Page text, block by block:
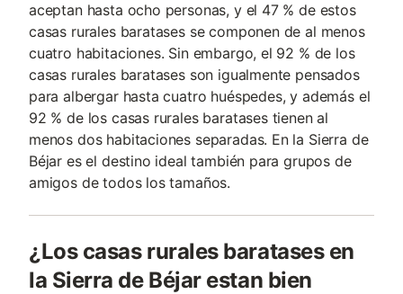
aceptan hasta ocho personas, y el 47 % de estos
casas rurales baratases se componen de al menos
cuatro habitaciones. Sin embargo, el 92 % de los
casas rurales baratases son igualmente pensados
para albergar hasta cuatro huéspedes, y además el
92 % de los casas rurales baratases tienen al
menos dos habitaciones separadas. En la Sierra de
Béjar es el destino ideal también para grupos de
amigos de todos los tamaños.
¿Los casas rurales baratases en
la Sierra de Béjar estan bien